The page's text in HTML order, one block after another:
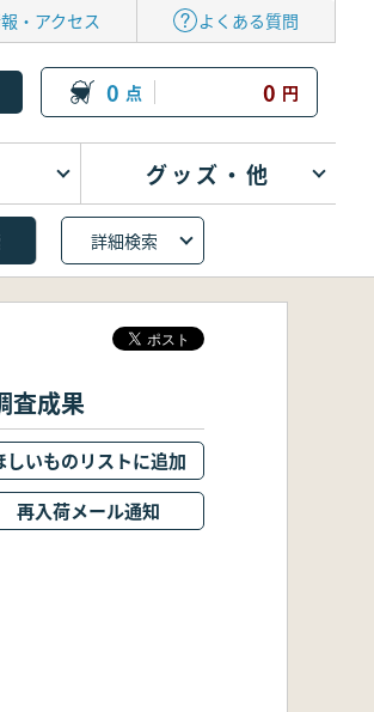
・アクセス よくある質問
0 点 0 円
グッズ・他
詳細検索
査成果
しいものリストに追加
再入荷メール通知